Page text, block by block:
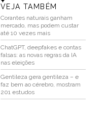
VEJA TAMBÉM
Corantes naturais ganham
mercado, mas podem custar
até 10 vezes mais
ChatGPT, deepfakes e contas
falsas: as novas regras da IA
nas eleições
Gentileza gera gentileza – e
faz bem ao cérebro, mostram
201 estudos